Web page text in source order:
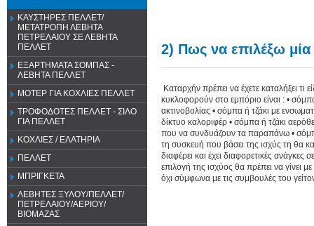
ΚΑΥΣΤΗΡΕΣ ΠΕΛΛΕΤ/
ΜΕΤΑΤΡΟΠΗ ΛΕΒΗΤΑ
ΠΕΤΡΕΛΑΙΟΥ ΣΕ ΛΕΒΗΤΑ
ΠΕΛΛΕΤ
ΕΞΑΡΤΗΜΑΤΑ ΣΟΜΠΑΣ -
ΛΕΒΗΤΑ ΠΕΛΛΕΤ
ΜΟΤΕΡ ΓΙΑ ΚΟΧΛΙΕΣ ΠΕΛΛΕΤ
ΤΡΟΦΟΔΟΤΕΣ ΠΕΛΛΕΤ - ΣΙΛΟ
ΓΙΑ ΠΕΛΛΕΤ
ΚΟΧΛΙΕΣ / ΕΛΑΤΗΡΙΑ
ΠΕΛΛΕΤ
ΜΠΡΙΓΚΕΤΑ
ΛΕΒΗΤΕΣ ΞΥΛΟΥ/ΠΕΛΛΕΤ/
ΠΕΤΡΕΛΑΙΟΥ/ΑΕΡΙΟΥ/
ΒΙΟΜΑΖΑΣ
2) Πως να επιλέξω
Καταρχήν πρέπει να έχετε καταλήξει
κυκλοφορούν στο εμπόριο είναι : •
ακτινοβολίας • σόμπα ή τζάκι με
δίκτυο καλοριφέρ • σόμπα ή τζάκι
που να συνδυάζουν τα παραπάνω • σόμπα
τη συσκευή που βάσει της ισχύς τη θα
διαφέρει και έχει διαφορετικές
επιλογή της ισχύος θα πρέπει να
όχι σύμφωνα με τις συμβουλές του